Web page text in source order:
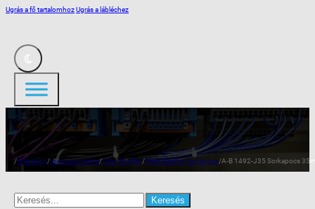
Ugrás a fő tartalomhozUgrás a lábléchez
/Webshop/Ipari automatika/Allen-Bradley/Allen-Bradley sorkapocs/A-B 1492-J35 Sorkapocs
Search
for: